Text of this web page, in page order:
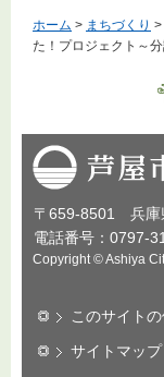
ホーム > まちづくり >
た！プロジェクト～
芦屋市役所
〒659-8501 兵庫
電話番号：0797-
Copyright © Ashiya
このサイト
サイトマップ